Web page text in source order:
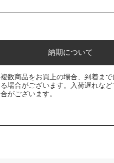
納期について
複数商品をお買上の場合、到着ま
る場合がございます。入荷遅れな
合がございます。